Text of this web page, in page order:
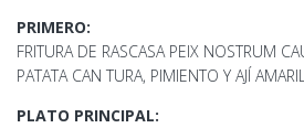
PRIMERO:
FRITURA DE RASCASA PEIX NOSTRUM
PATATA CAN TURA, PIMIENTO Y AJÍ
PLATO PRINCIPAL: